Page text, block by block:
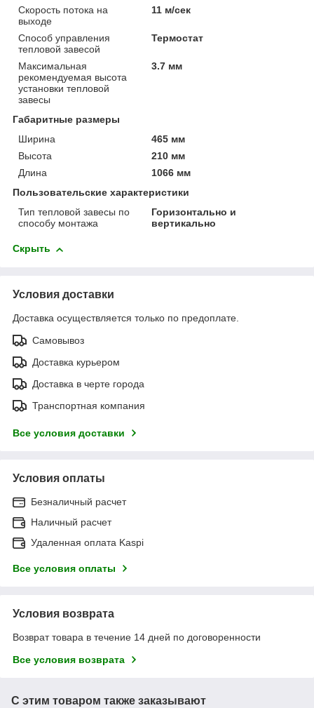
Скорость потока на
выходе
11 м/сек
Способ управления
тепловой завесой
Термостат
Максимальная
рекомендуемая высота
установки тепловой
завесы
3.7 мм
Габаритные размеры
Ширина
465 мм
Высота
210 мм
Длина
1066 мм
Пользовательские характеристики
Тип тепловой завесы по
способу монтажа
Горизонтально и
вертикально
Скрыть
Условия доставки
Доставка осуществляется только по предоплате.
Самовывоз
Доставка курьером
Доставка в черте города
Транспортная компания
Все условия доставки
Условия оплаты
Безналичный расчет
Наличный расчет
Удаленная оплата Kaspi
Все условия оплаты
Условия возврата
Возврат товара в течение 14 дней по договоренности
Все условия возврата
С этим товаром также заказывают